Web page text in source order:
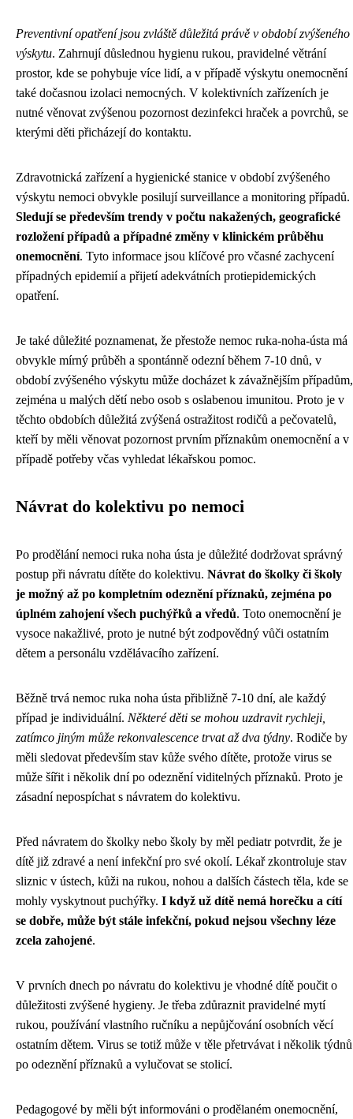
Preventivní opatření jsou zvláště důležitá právě v období zvýšeného
výskytu. Zahrnují důslednou hygienu rukou, pravidelné větrání
prostor, kde se pohybuje více lidí, a v případě výskytu onemocnění
také dočasnou izolaci nemocných. V kolektivních zařízeních je
nutné věnovat zvýšenou pozornost dezinfekci hraček a povrchů, se
kterými děti přicházejí do kontaktu.
Zdravotnická zařízení a hygienické stanice v období zvýšeného
výskytu nemoci obvykle posilují surveillance a monitoring případů.
Sledují se především trendy v počtu nakažených, geografické
rozložení případů a případné změny v klinickém průběhu
onemocnění. Tyto informace jsou klíčové pro včasné zachycení
případných epidemií a přijetí adekvátních protiepidemických
opatření.
Je také důležité poznamenat, že přestože nemoc ruka-noha-ústa má
obvykle mírný průběh a spontánně odezní během 7-10 dnů, v
období zvýšeného výskytu může docházet k závažnějším případům,
zejména u malých dětí nebo osob s oslabenou imunitou. Proto je v
těchto obdobích důležitá zvýšená ostražitost rodičů a pečovatelů,
kteří by měli věnovat pozornost prvním příznakům onemocnění a v
případě potřeby včas vyhledat lékařskou pomoc.
Návrat do kolektivu po nemoci
Po prodělání nemoci ruka noha ústa je důležité dodržovat správný
postup při návratu dítěte do kolektivu. Návrat do školky či školy
je možný až po kompletním odeznění příznaků, zejména po
úplném zahojení všech puchýřků a vředů. Toto onemocnění je
vysoce nakažlivé, proto je nutné být zodpovědný vůči ostatním
dětem a personálu vzdělávacího zařízení.
Běžně trvá nemoc ruka noha ústa přibližně 7-10 dní, ale každý
případ je individuální. Některé děti se mohou uzdravit rychleji,
zatímco jiným může rekonvalescence trvat až dva týdny. Rodiče by
měli sledovat především stav kůže svého dítěte, protože virus se
může šířit i několik dní po odeznění viditelných příznaků. Proto je
zásadní nepospíchat s návratem do kolektivu.
Před návratem do školky nebo školy by měl pediatr potvrdit, že je
dítě již zdravé a není infekční pro své okolí. Lékař zkontroluje stav
sliznic v ústech, kůži na rukou, nohou a dalších částech těla, kde se
mohly vyskytnout puchýřky. I když už dítě nemá horečku a cítí
se dobře, může být stále infekční, pokud nejsou všechny léze
zcela zahojené.
V prvních dnech po návratu do kolektivu je vhodné dítě poučit o
důležitosti zvýšené hygieny. Je třeba zdůraznit pravidelné mytí
rukou, používání vlastního ručníku a nepůjčování osobních věcí
ostatním dětem. Virus se totiž může v těle přetrvávat i několik týdnů
po odeznění příznaků a vylučovat se stolicí.
Pedagogové by měli být informováni o prodělaném onemocnění,